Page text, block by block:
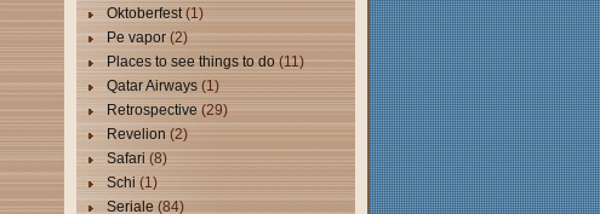
Oktoberfest (1)
Pe vapor (2)
Places to see things to do (11)
Qatar Airways (1)
Retrospective (29)
Revelion (2)
Safari (8)
Schi (1)
Seriale (84)